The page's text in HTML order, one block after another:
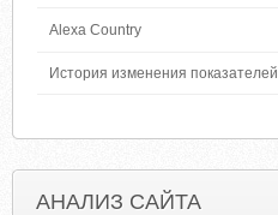
Alexa Country
История изменения показателей
АНАЛИЗ САЙТА